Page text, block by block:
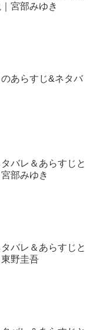
宮部みゆき
あらすじ&ネタバ
バレ＆あらすじと
部みゆき
バレ＆あらすじと
野圭吾